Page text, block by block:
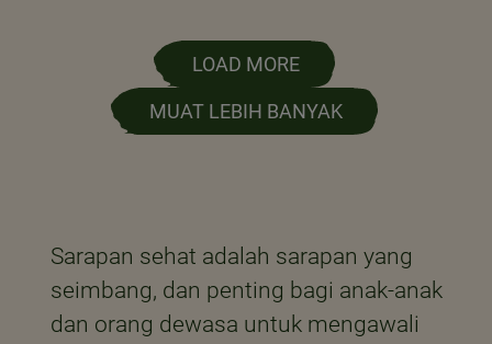
LOAD MORE
MUAT LEBIH BANYAK
Sarapan sehat adalah sarapan yang
seimbang, dan penting bagi anak-anak
dan orang dewasa untuk mengawali